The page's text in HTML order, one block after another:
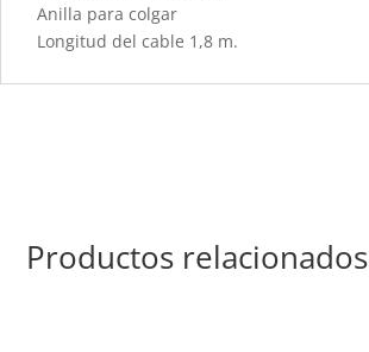
Anilla para colgar
Longitud del cable 1,8 m.
Productos relacionados